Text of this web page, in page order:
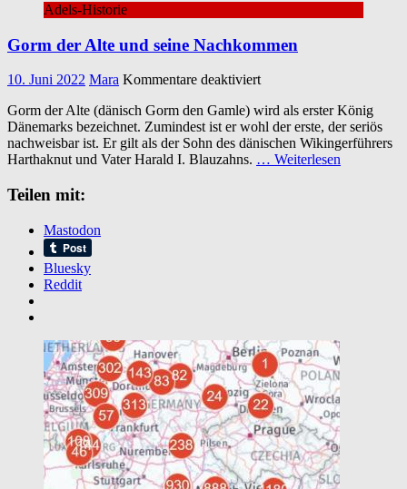
Adels-Historie
Gorm der Alte und seine Nachkommen
10. Juni 2022 Mara Kommentare deaktiviertfür
der
Alte
und
seine
Gorm der Alte (dänisch Gorm den Gamle) wird als erster König
Dänemarks bezeichnet. Zumindest ist er wohl der erste, der seriös
nachweisbar ist. Er gilt als der Sohn des dänischen Wikingerführers
Harthaknut und Vater Harald I. Blauzahns. … Weiterlesen
Teilen mit:
Mastodon
Bluesky
Reddit